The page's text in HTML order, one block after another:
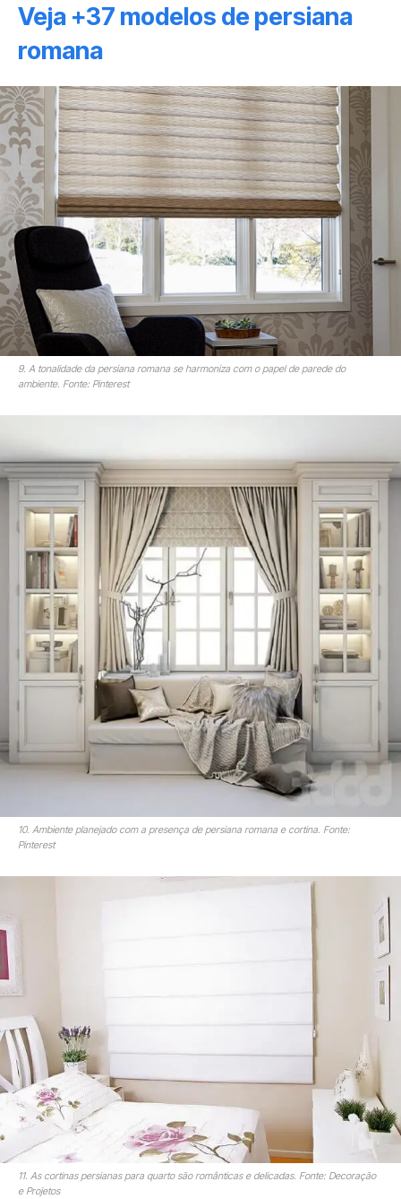
Veja +37 modelos de persiana
romana
9. A tonalidade da persiana romana se harmoniza com o papel de parede do
ambiente. Fonte: Pinterest
10. Ambiente planejado com a presença de persiana romana e cortina. Fonte:
Pinterest
11. As cortinas persianas para quarto são românticas e delicadas. Fonte: Decoração
e Projetos